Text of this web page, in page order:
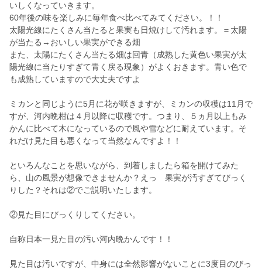
いしくなっていきます。
60年後の味を楽しみに毎年食べ比べてみてください。！！
太陽光線にたくさん当たると果実も日焼けして汚れます。＝太陽
が当たる→おいしい果実ができる畑
また、太陽にたくさん当たる畑は回青（成熟した黄色い果実が太
陽光線に当たりすぎて青く戻る現象）がよくおきます。青い色で
も成熟していますので大丈夫ですよ
ミカンと同じように5月に花が咲きますが、ミカンの収穫は11月で
すが、河内晩柑は４月以降に収穫です。つまり、５ヵ月以上もみ
かんに比べて木になっているので風や雪などに耐えています。そ
れだけ見た目も悪くなって当然なんですよ！！
といろんなことを思いながら、到着しましたら箱を開けてみた
ら、山の風景が想像できませんか？えっ 果実が汚すぎてびっく
りした？それは②でご説明いたします。
②見た目にびっくりしてください。
自称日本一見た目の汚い河内晩かんです！！
見た目は汚いですが、中身には全然影響がないことに3度目のびっ